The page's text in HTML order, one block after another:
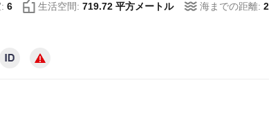
6 生活空間: 719.72 平方メートル 海までの距離: